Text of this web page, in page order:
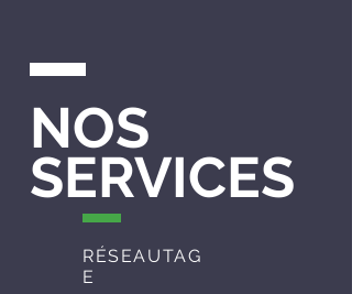
NOS
SERVICES
RÉSEAUTAG
E